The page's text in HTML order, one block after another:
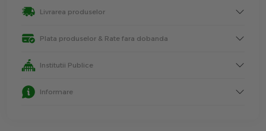
Livrarea produselor
Plata produselor & Rate fara dobanda
Institutii Publice
Informare